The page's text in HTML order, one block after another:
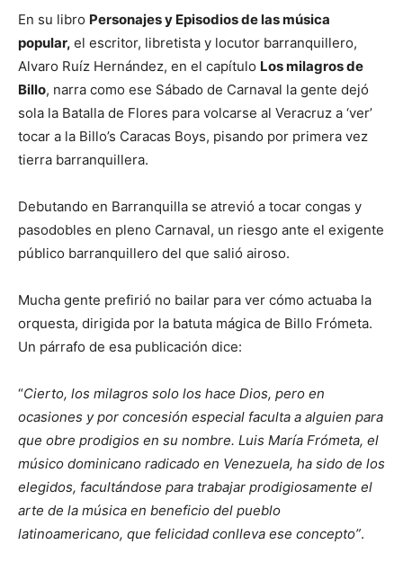
En su libro Personajes y Episodios de las música
popular, el escritor, libretista y locutor barranquillero,
Alvaro Ruíz Hernández, en el capítulo Los milagros de
Billo, narra como ese Sábado de Carnaval la gente dejó
sola la Batalla de Flores para volcarse al Veracruz a ‘ver’
tocar a la Billo’s Caracas Boys, pisando por primera vez
tierra barranquillera.
Debutando en Barranquilla se atrevió a tocar congas y
pasodobles en pleno Carnaval, un riesgo ante el exigente
público barranquillero del que salió airoso.
Mucha gente prefirió no bailar para ver cómo actuaba la
orquesta, dirigida por la batuta mágica de Billo Frómeta.
Un párrafo de esa publicación dice:
“Cierto, los milagros solo los hace Dios, pero en
ocasiones y por concesión especial faculta a alguien para
que obre prodigios en su nombre. Luis María Frómeta, el
músico dominicano radicado en Venezuela, ha sido de los
elegidos, facultándose para trabajar prodigiosamente el
arte de la música en beneficio del pueblo
latinoamericano, que felicidad conlleva ese concepto”.